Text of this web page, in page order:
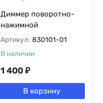
Диммер поворотно-
нажимной
Артикул: 830101-01
В наличии
1 400 ₽
В корзину